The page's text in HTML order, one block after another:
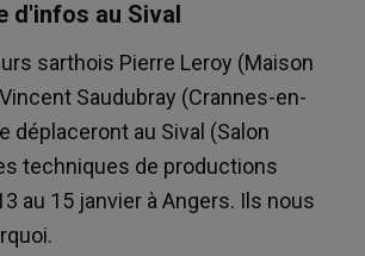
d'infos au Sival
sarthois Pierre Leroy (Maison
Saudubray (Crannes-en-
déplaceront au Sival (Salon
techniques de productions
au 15 janvier à Angers. Ils nous